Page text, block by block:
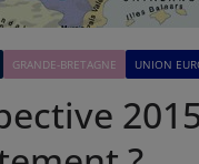
GRANDE-BRETAGNE UNION